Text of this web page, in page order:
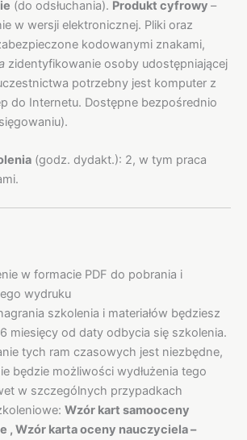
(do odsłuchania). Produkt cyfrowy –
w wersji elektronicznej. Pliki oraz
kodowanymi znakami,
zidentyfikowanie osoby udostępniającej
potrzebny jest komputer z
do Internetu. Dostępne bezpośrednio
(godz. dydakt.): 2, w tym praca
w formacie PDF do pobrania i
wydruku
szkolenia i materiałów będziesz
miesięcy od daty odbycia się szkolenia.
tych ram czasowych jest niezbędne,
będzie możliwości wydłużenia tego
w szczególnych przypadkach
Wzór kart samooceny
, Wzór karta oceny nauczyciela –